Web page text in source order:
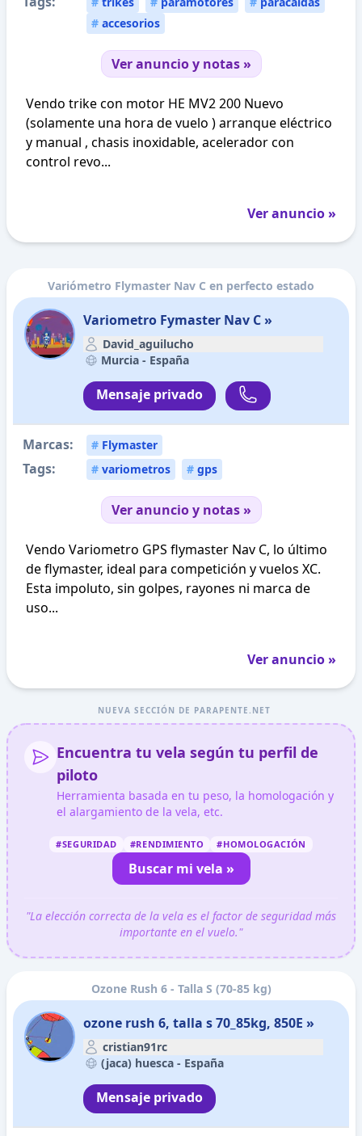
# accesorios
Ver anuncio y notas »
Vendo trike con motor HE MV2 200 Nuevo
(solamente una hora de vuelo ) arranque eléctrico
y manual , chasis inoxidable, acelerador con
control revo...
Ver anuncio »
Variómetro Flymaster Nav C en perfecto estado
Variometro Fymaster Nav C »
David_aguilucho
Murcia - España
Mensaje privado
Marcas: # Flymaster
Tags: # variometros # gps
Ver anuncio y notas »
Vendo Variometro GPS flymaster Nav C, lo último
de flymaster, ideal para competición y vuelos XC.
Esta impoluto, sin golpes, rayones ni marca de
uso...
Ver anuncio »
NUEVA SECCIÓN DE PARAPENTE.NET
Encuentra tu vela según tu perfil de
piloto
Herramienta basada en tu peso, la homologación y
el alargamiento de la vela, etc.
#SEGURIDAD #RENDIMIENTO #HOMOLOGACIÓN
Buscar mi vela »
"La elección correcta de la vela es el factor de seguridad más
importante en el vuelo."
Ozone Rush 6 - Talla S (70-85 kg)
ozone rush 6, talla s 70_85kg, 850E »
cristian91rc
(jaca) huesca - España
Mensaje privado